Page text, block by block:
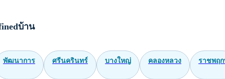
บ้าน
พัฒนาการ ศรีนครินทร์ บางใหญ่ คลองหลวง ราชพฤ